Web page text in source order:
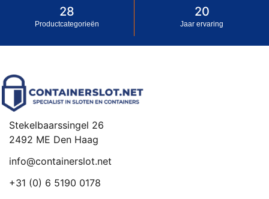
28
Productcategorieën
20
Jaar ervaring
Stekelbaarssingel 26
2492 ME Den Haag
info@containerslot.net
+31 (0) 6 5190 0178